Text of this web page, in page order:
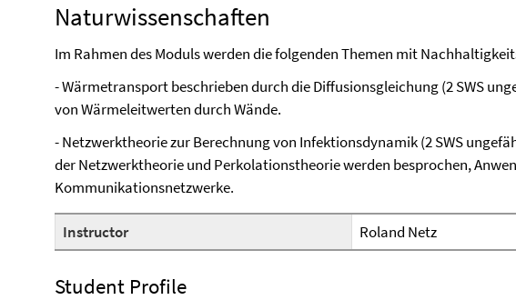
Naturwissenschaften
Im Rahmen des Moduls werden die folgenden Themen mit
- Wärmetransport beschrieben durch die Diffusionsgleichung (2 SWS
von Wärmeleitwerten durch Wände.
- Netzwerktheorie zur Berechnung von Infektionsdynamik (2 SWS
der Netzwerktheorie und Perkolationstheorie werden besprochen,
Kommunikationsnetzwerke.
Instructor Roland Netz
Student Profile